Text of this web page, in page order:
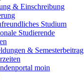
& Einschreibung
Studium
Studierende
& Semesterbeitrag
moin